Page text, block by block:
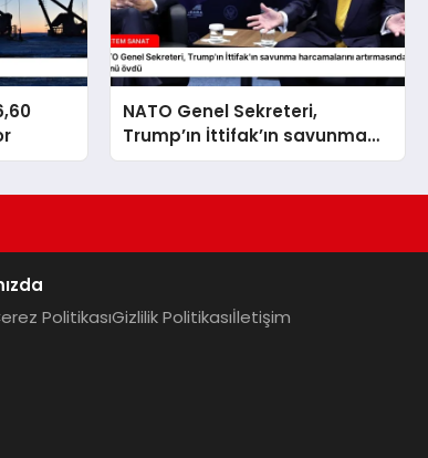
NATO Genel Sekreteri,
Trump’ın İttifak’ın savunma
harcamalarını artırmasındaki
PolitikasıGizlilik Politikasıİletişim